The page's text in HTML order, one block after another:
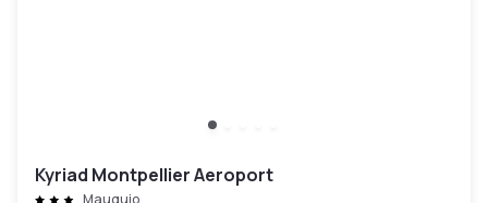
Kyriad Montpellier Aeroport
Mauguio